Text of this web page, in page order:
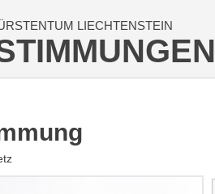
LIECHTENSTEIN